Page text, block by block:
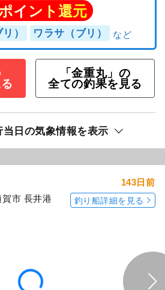
イント還元
） ワラサ（ブリ）
「金重丸」の
全ての釣果を見る
当日の気象情報を表示
市 長井港
143日前
釣り船詳細を見る